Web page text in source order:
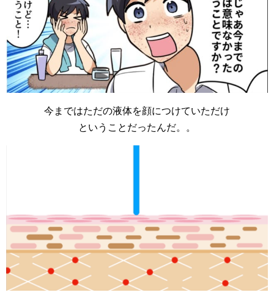
今まではただの液体を顔につけていただけ
ということだったんだ。。